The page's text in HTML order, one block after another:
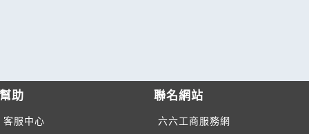
幫助
客服中心
聯名網站
六六工商服務網